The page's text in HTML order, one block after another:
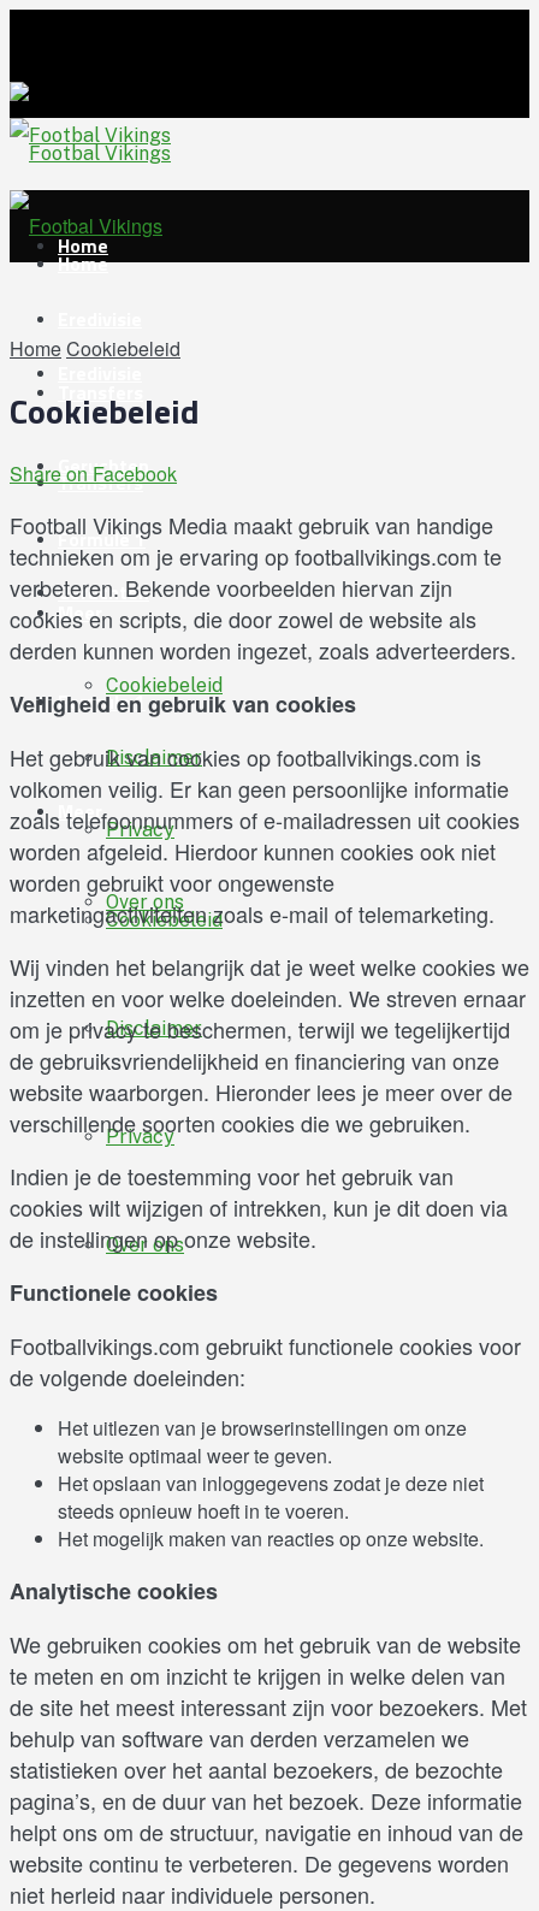
Home
Transfers
Geruchten
Formule 1
Meer
Cookiebeleid
Disclaimer
Privacy
Over ons
Home
Geruchten
Formule 1
Meer
Cookiebeleid
Disclaimer
Privacy
Over ons
HomeCookiebeleid
Cookiebeleid
Share on Facebook
Football Vikings Media maakt gebruik van handige
technieken om je ervaring op footballvikings.com te
verbeteren. Bekende voorbeelden hiervan zijn
cookies en scripts, die door zowel de website als
derden kunnen worden ingezet, zoals adverteerders.
Veiligheid en gebruik van cookies
Het gebruik van cookies op footballvikings.com is
volkomen veilig. Er kan geen persoonlijke informatie
zoals telefoonnummers of e-mailadressen uit cookies
worden afgeleid. Hierdoor kunnen cookies ook niet
worden gebruikt voor ongewenste
marketingactiviteiten zoals e-mail of telemarketing.
Wij vinden het belangrijk dat je weet welke cookies we
inzetten en voor welke doeleinden. We streven ernaar
om je privacy te beschermen, terwijl we tegelijkertijd
de gebruiksvriendelijkheid en financiering van onze
website waarborgen. Hieronder lees je meer over de
verschillende soorten cookies die we gebruiken.
Indien je de toestemming voor het gebruik van
cookies wilt wijzigen of intrekken, kun je dit doen via
de instellingen op onze website.
Functionele cookies
Footballvikings.com gebruikt functionele cookies voor
de volgende doeleinden:
Het uitlezen van je browserinstellingen om onze
website optimaal weer te geven.
Het opslaan van inloggegevens zodat je deze niet
steeds opnieuw hoeft in te voeren.
Het mogelijk maken van reacties op onze website.
Analytische cookies
We gebruiken cookies om het gebruik van de website
te meten en om inzicht te krijgen in welke delen van
de site het meest interessant zijn voor bezoekers. Met
behulp van software van derden verzamelen we
statistieken over het aantal bezoekers, de bezochte
pagina’s, en de duur van het bezoek. Deze informatie
helpt ons om de structuur, navigatie en inhoud van de
website continu te verbeteren. De gegevens worden
niet herleid naar individuele personen.